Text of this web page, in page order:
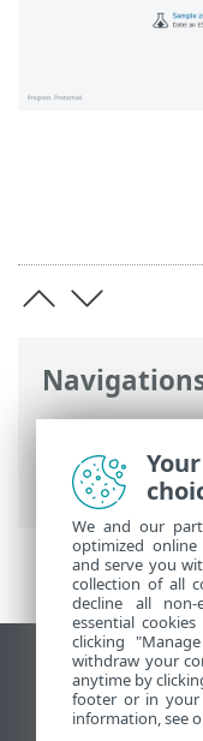
ESET Online-
Security >
Security >
Desktop-Site
End of Life
ESET
We and our
optimized
and serve you
collection of all
decline all non-
essential
clicking
withdraw your
anytime by
footer or in your
information, see